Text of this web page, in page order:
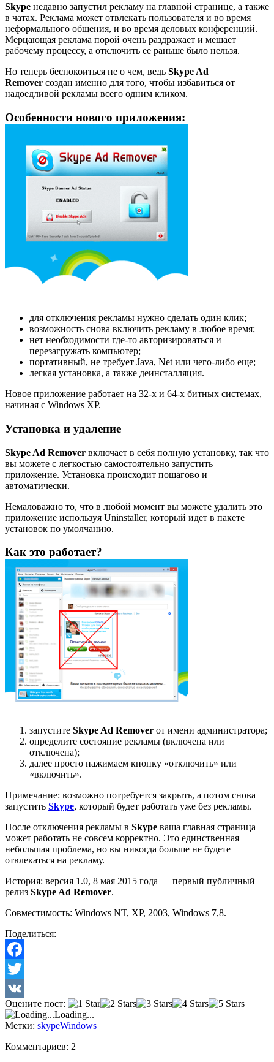
Skype недавно запустил рекламу на главной странице, а также
в чатах. Реклама может отвлекать пользователя и во время
неформального общения, и во время деловых конференций.
Мерцающая реклама порой очень раздражает и мешает
рабочему процессу, а отключить ее раньше было нельзя.
Но теперь беспокоиться не о чем, ведь Skype Ad
Remover создан именно для того, чтобы избавиться от
надоедливой рекламы всего одним кликом.
Особенности нового приложения:
для отключения рекламы нужно сделать один клик;
возможность снова включить рекламу в любое время;
нет необходимости где-то авторизироваться и
перезагружать компьютер;
портативный, не требует Java, Net или чего-либо еще;
легкая установка, а также деинсталляция.
Новое приложение работает на 32-х и 64-х битных системах,
начиная с Windows XP.
Установка и удаление
Skype Ad Remover включает в себя полную установку, так что
вы можете с легкостью самостоятельно запустить
приложение. Установка происходит пошагово и
автоматически.
Немаловажно то, что в любой момент вы можете удалить это
приложение используя Uninstaller, который идет в пакете
установок по умолчанию.
Как это работает?
запустите Skype Ad Remover от имени администратора;
определите состояние рекламы (включена или
отключена);
далее просто нажимаем кнопку «отключить» или
«включить».
Примечание: возможно потребуется закрыть, а потом снова
запустить Skype, который будет работать уже без рекламы.
После отключения рекламы в Skype ваша главная страница
может работать не совсем корректно. Это единственная
небольшая проблема, но вы никогда больше не будете
отвлекаться на рекламу.
История: версия 1.0, 8 мая 2015 года — первый публичный
релиз Skype Ad Remover.
Совместимость: Windows NT, XP, 2003, Windows 7,8.
Поделиться:
Facebook
Twitter
VK
Оцените пост:
Loading...
Метки: skypeWindows
Комментариев: 2